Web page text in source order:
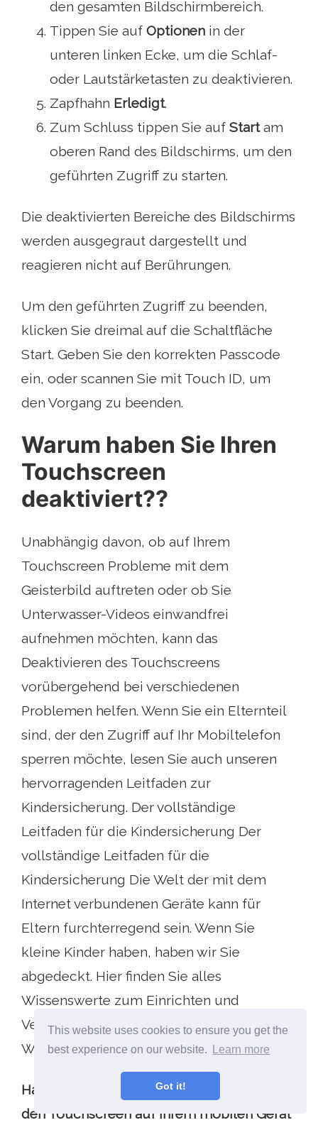
This website uses cookies to ensure you get the
best experience on our website.
Learn more
Got it!
den gesamten Bildschirmbereich.
Tippen Sie auf Optionen in der
unteren linken Ecke, um die Schlaf-
oder Lautstärketasten zu deaktivieren.
Zapfhahn Erledigt.
Zum Schluss tippen Sie auf Startam
oberen Rand des Bildschirms, um den
geführten Zugriff zu starten.
Die deaktivierten Bereiche des Bildschirms
werden ausgegraut dargestellt und
reagieren nicht auf Berührungen.
Um den geführten Zugriff zu beenden,
klicken Sie dreimal auf die Schaltfläche
Start. Geben Sie den korrekten Passcode
ein, oder scannen Sie mit Touch ID, um
den Vorgang zu beenden.
Warum haben Sie Ihren
Touchscreen
deaktiviert??
Unabhängig davon, ob auf Ihrem
Touchscreen Probleme mit dem
Geisterbild auftreten oder ob Sie
Unterwasser-Videos einwandfrei
aufnehmen möchten, kann das
Deaktivieren des Touchscreens
vorübergehend bei verschiedenen
Problemen helfen. Wenn Sie ein Elternteil
sind, der den Zugriff auf Ihr Mobiltelefon
sperren möchte, lesen Sie auch unseren
hervorragenden Leitfaden zur
Kindersicherung. Der vollständige
Leitfaden für die Kindersicherung Der
vollständige Leitfaden für die
Kindersicherung Die Welt der mit dem
Internet verbundenen Geräte kann für
Eltern furchterregend sein. Wenn Sie
kleine Kinder haben, haben wir Sie
abgedeckt. Hier finden Sie alles
Wissenswerte zum Einrichten und
Verwenden der Kindersicherung.
Weiterlesen
Haben Sie jemals das Bedürfnis gehabt,
den Touchscreen auf Ihrem mobilen Gerät